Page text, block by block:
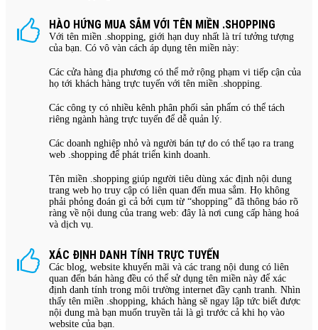
HÀO HỨNG MUA SẮM VỚI TÊN MIỀN .SHOPPING
Với tên miền .shopping, giới hạn duy nhất là trí tưởng tượng
của bạn. Có vô vàn cách áp dụng tên miền này:
Các cửa hàng địa phương có thể mở rộng phạm vi tiếp cận của
họ tới khách hàng trực tuyến với tên miền .shopping.
Các công ty có nhiều kênh phân phối sản phẩm có thể tách
riêng ngành hàng trực tuyến để dễ quản lý.
Các doanh nghiệp nhỏ và người bán tự do có thể tạo ra trang
web .shopping để phát triển kinh doanh.
Tên miền .shopping giúp người tiêu dùng xác định nội dung
trang web họ truy cập có liên quan đến mua sắm. Họ không
phải phỏng đoán gì cả bởi cụm từ “shopping” đã thông báo rõ
ràng về nội dung của trang web: đây là nơi cung cấp hàng hoá
và dịch vụ.
XÁC ĐỊNH DANH TÍNH TRỰC TUYẾN
Các blog, website khuyến mãi và các trang nội dung có liên
quan đến bán hàng đều có thể sử dụng tên miền này để xác
định danh tính trong môi trường internet đầy cạnh tranh. Nhìn
thấy tên miền .shopping, khách hàng sẽ ngay lập tức biết được
nội dung mà bạn muốn truyền tải là gì trước cả khi họ vào
website của bạn.